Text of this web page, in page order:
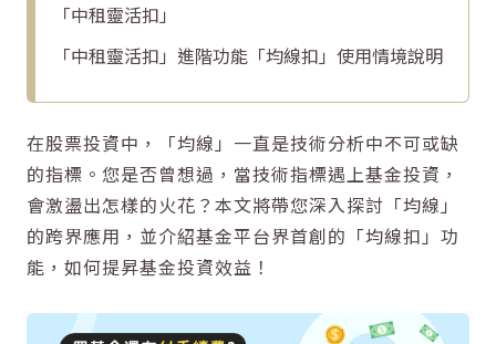
「中租靈活扣」
「中租靈活扣」進階功能「均線扣」使用情境說明
在股票投資中，「均線」一直是技術分析中不可或缺
的指標。您是否曾想過，當技術指標遇上基金投資，
會激盪出怎樣的火花？本文將帶您深入探討「均線」
的跨界應用，並介紹基金平台界首創的「均線扣」功
能，如何提昇基金投資效益！